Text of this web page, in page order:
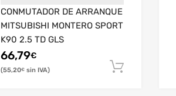
CONMUTADOR DE ARRANQUE
MITSUBISHI MONTERO SPORT
K90 2.5 TD GLS
66,79€
55,20€